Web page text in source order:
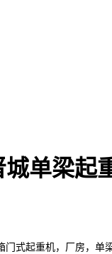
单梁起
门式起重机，厂房，单